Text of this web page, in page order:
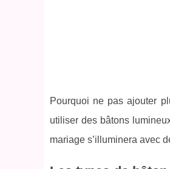
Pourquoi ne pas ajouter
utiliser des bâtons
mariage s’illuminera avec